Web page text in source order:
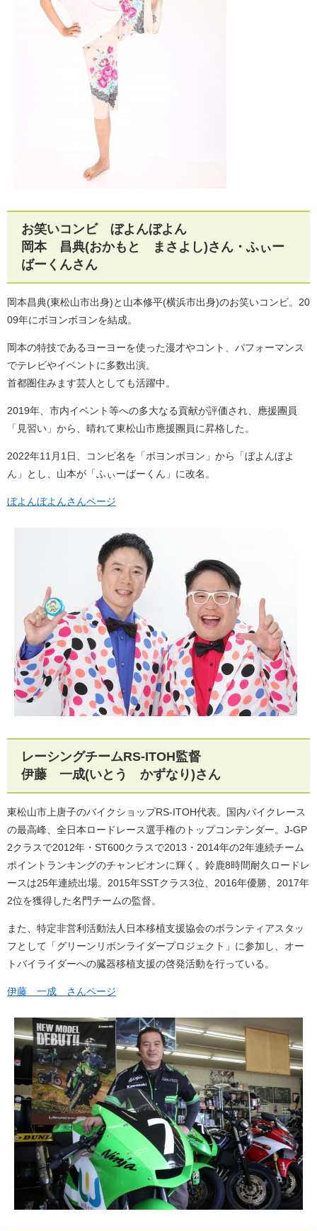
お笑いコンビ ぼよんぼよん
岡本 昌典(おかもと まさよし)さん・ふぃー
ばーくんさん
岡本昌典(東松山市出身)と山本修平(横浜市出身)のお笑いコンビ。20
09年にボヨンボヨンを結成。
岡本の特技であるヨーヨーを使った漫才やコント、パフォーマンス
でテレビやイベントに多数出演。
首都圏住みます芸人としても活躍中。
2019年、市内イベント等への多大なる貢献が評価され、應援團員
「見習い」から、晴れて東松山市應援團員に昇格した。
2022年11月1日、コンビ名を「ボヨンボヨン」から「ぼよんぼよ
ん」とし、山本が「ふぃーばーくん」に改名。
ぼよんぼよんさんページ
レーシングチームRS-ITOH監督
伊藤 一成(いとう かずなり)さん
東松山市上唐子のバイクショップRS-ITOH代表。国内バイクレース
の最高峰、全日本ロードレース選手権のトップコンテンダー。J-GP
2クラスで2012年・ST600クラスで2013・2014年の2年連続チーム
ポイントランキングのチャンピオンに輝く。鈴鹿8時間耐久ロードレ
ースは25年連続出場。2015年SSTクラス3位、2016年優勝、2017年
2位を獲得した名門チームの監督。
また、特定非営利活動法人日本移植支援協会のボランティアスタッ
フとして「グリーンリボンライダープロジェクト」に参加し、オー
トバイライダーへの臓器移植支援の啓発活動を行っている。
伊藤 一成 さんページ